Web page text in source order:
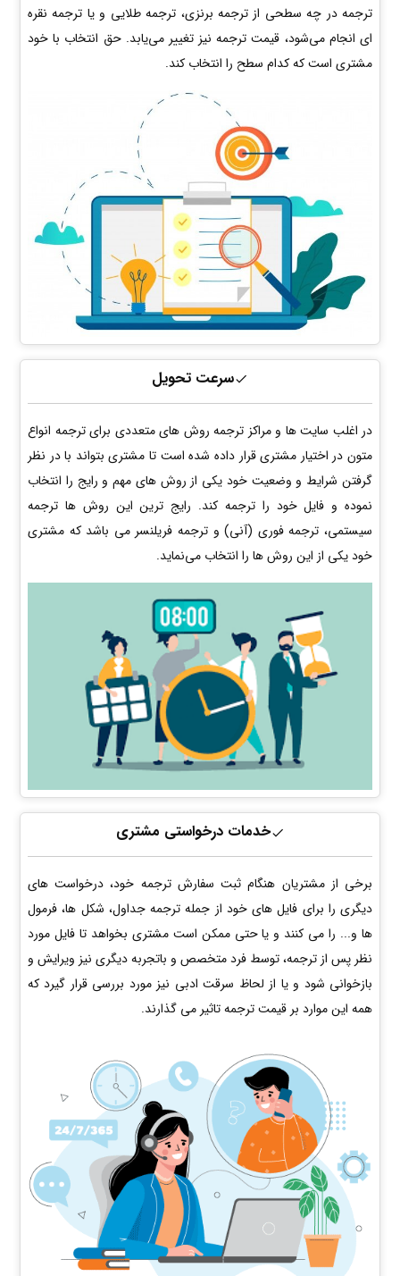
ترجمه در چه سطحی از ترجمه برنزی، ترجمه طلایی و یا ترجمه نقره
ای انجام می‌شود، قیمت ترجمه نیز تغییر می‌یابد. حق انتخاب با خود
مشتری است که کدام سطح را انتخاب کند.
سرعت تحویل
در اغلب سایت ها و مراکز ترجمه روش های متعددی برای ترجمه انواع
متون در اختیار مشتری قرار داده شده است تا مشتری بتواند با در نظر
گرفتن شرایط و وضعیت خود یکی از روش های مهم و رایج را انتخاب
نموده و فایل خود را ترجمه کند. رایج ترین این روش ها ترجمه
سیستمی، ترجمه فوری (آنی) و ترجمه فریلنسر می باشد که مشتری
خود یکی از این روش ها را انتخاب می‌نماید.
خدمات درخواستی مشتری
برخی از مشتریان هنگام ثبت سفارش ترجمه خود، درخواست های
دیگری را برای فایل های خود از جمله ترجمه جداول، شکل ها، فرمول
ها و... را می کنند و یا حتی ممکن است مشتری بخواهد تا فایل مورد
نظر پس از ترجمه، توسط فرد متخصص و باتجربه دیگری نیز ویرایش و
بازخوانی شود و یا از لحاظ سرقت ادبی نیز مورد بررسی قرار گیرد که
همه این موارد بر قیمت ترجمه تاثیر می گذارند.